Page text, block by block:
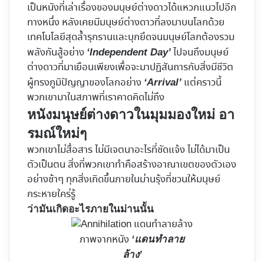
เป็นหนังที่เล่าเรื่องของมนุษย์ต่างดาวได้แหวกแนวไปอีก
ทางหนึ่ง หลังเคยมีมนุษย์ต่างดาวที่ลงมาบนโลกด้วย
เทคโนโลยีสุดล้ำรุกรานและบุกยึดจนมนุษย์โลกต้องรวม
พลังกันสู้อย่าง ‘Independent Day’ ไปจนถึงมนุษย์
ต่างดาวที่มาเยือนเพียงเพื่อจะมาปฏิสันถารกับสิ่งมีชีวิต
ผู้ทรงภูมิปัญญาของโลกอย่าง ‘Arrival’ แต่คราวนี้
พวกเขามาในสภาพที่เราคาดคิดไม่ถึง
หนังมนุษย์ต่างดาวในมุมมองใหม่ อา
รมณ์ใหม่ๆ
พวกเขาไม่สื่อสาร ไม่มีเจตนาอะไรที่ชัดแจ้ง ไม่ได้มาเป็น
ตัวเป็นตน สิ่งที่พวกเขาทำคือสร้างอาณาเขตของตัวเอง
อย่างช้าๆ ทุกสิ่งเกิดขึ้นภายในม่านรุ้งที่ชวนให้มนุษย์
กระหายใคร่รู้
ว่ามันเกิดอะไรภายในม่านนั้น
ภาพจากหนัง ‘แดนทำลาย
ล้าง’